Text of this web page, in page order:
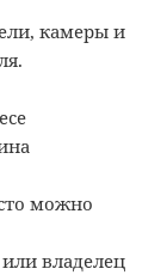
камеры и
можно
владелец